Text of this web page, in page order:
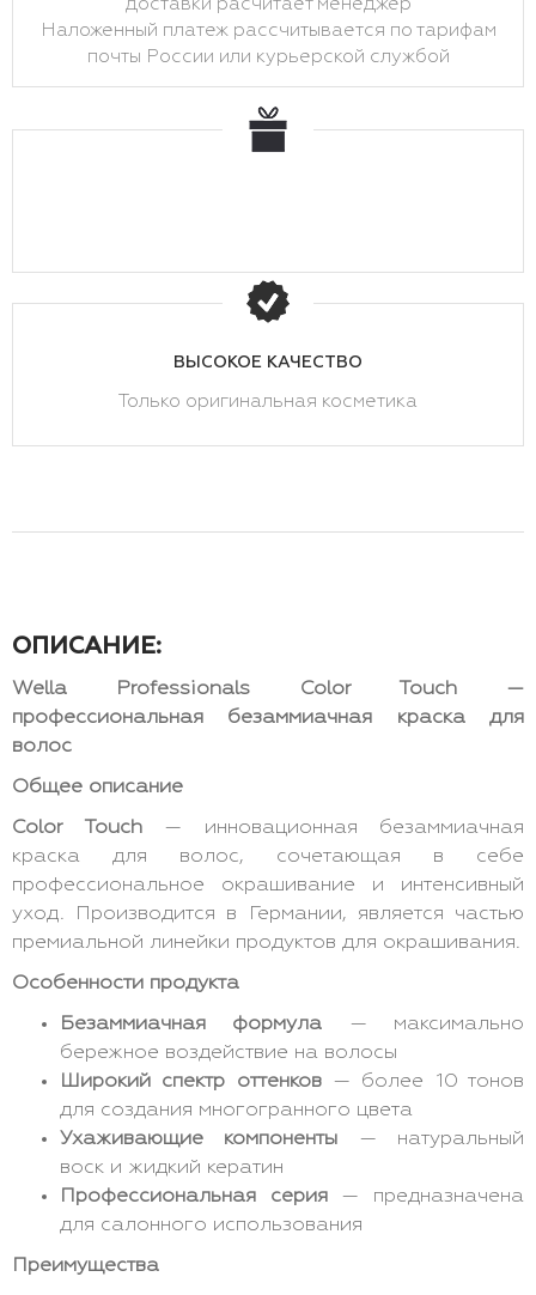
доставки расчитает менеджер
Наложенный платеж рассчитывается по тарифам
почты России или курьерской службой
ВЫСОКОЕ КАЧЕСТВО
Только оригинальная косметика
ОПИСАНИЕ:
Wella Professionals Color Touch —
профессиональная безаммиачная краска для
волос
Общее описание
Color Touch— инновационная безаммиачная
краска для волос, сочетающая в себе
профессиональное окрашивание и интенсивный
уход. Производится в Германии, является частью
премиальной линейки продуктов для окрашивания.
Особенности продукта
Безаммиачная формула — максимально
бережное воздействие на волосы
Широкий спектр оттенков— более 10 тонов
для создания многогранного цвета
Ухаживающие компоненты — натуральный
воск и жидкий кератин
Профессиональная серия— предназначена
для салонного использования
Преимущества